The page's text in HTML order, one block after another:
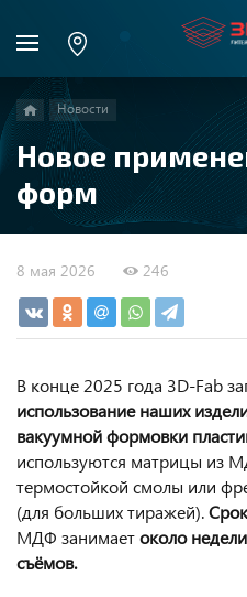
Новости
Новое
форм
8 мая 2026 246
В конце 2025 года 3D-Fab
использование наших
вакуумной формовки
используются матрицы из
термостойкой смолы или
(для больших тиражей).
МДФ занимаетоколо
съёмов.